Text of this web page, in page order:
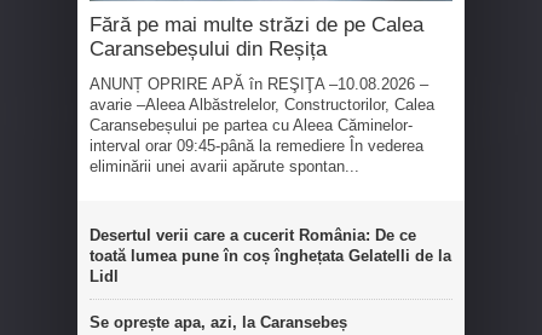
Fără pe mai multe străzi de pe Calea
Caransebeșului din Reșița
ANUNȚ OPRIRE APĂ în REŞIŢA –10.08.2026 –
avarie –Aleea Albăstrelelor, Constructorilor, Calea
Caransebeșului pe partea cu Aleea Căminelor-
interval orar 09:45-până la remediere În vederea
eliminării unei avarii apărute spontan...
Desertul verii care a cucerit România: De ce
toată lumea pune în coș înghețata Gelatelli de la
Lidl
Se oprește apa, azi, la Caransebeș